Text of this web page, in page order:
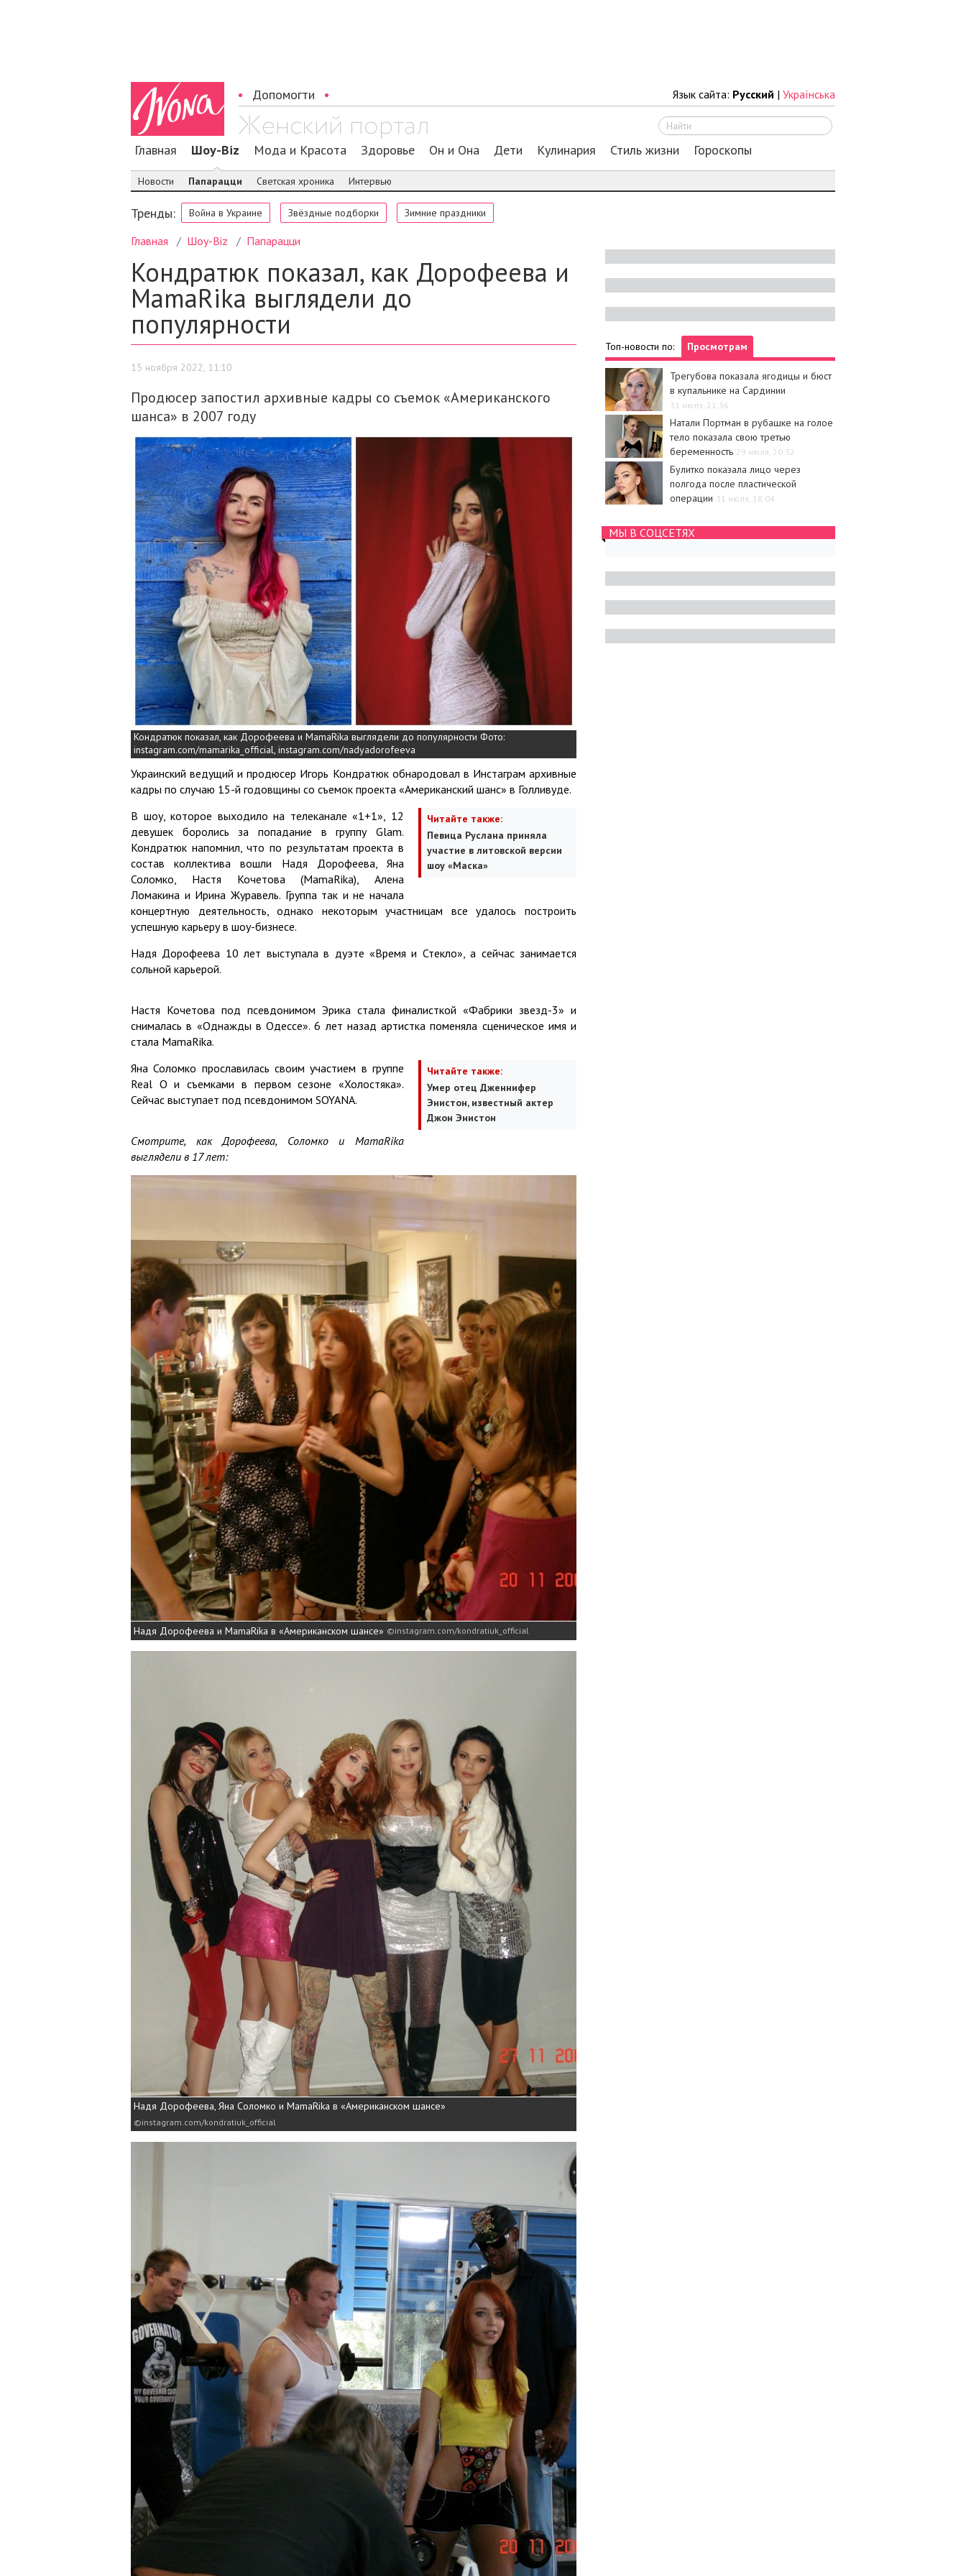
Допомогти Язык сайта: Русский | Українська
Главная Шоу-Biz Мода и Красота Здоровье Он и Она Дети Кулинария Стиль жизни Гороскопы
Новости Папарацци Светская хроника Интервью
Тренды: Война в Украине Звёздные подборки Зимние праздники
Главная Шоу-Biz Папарацци
Кондратюк показал, как Дорофеева и
MamaRika выглядели до
популярности
15 ноября 2022, 11:10
Продюсер запостил архивные кадры со съемок «Американского
шанса» в 2007 году
Кондратюк показал, как Дорофеева и MamaRika выглядели до популярности Фото:
instagram.com/mamarika_official, instagram.com/nadyadorofeeva
Украинский ведущий и продюсер Игорь Кондратюк обнародовал в Инстаграм архивные
кадры по случаю 15-й годовщины со съемок проекта «Американский шанс» в Голливуде.
Читайте также:
Певица Руслана приняла
участие в литовской версии
шоу «Маска»
В шоу, которое выходило на телеканале «1+1», 12
девушек боролись за попадание в группу Glam.
Кондратюк напомнил, что по результатам проекта в
состав коллектива вошли Надя Дорофеева, Яна
Соломко, Настя Кочетова (MamaRika), Алена
Ломакина и Ирина Журавель. Группа так и не начала
концертную деятельность, однако некоторым участницам все удалось построить
успешную карьеру в шоу-бизнесе.
Надя Дорофеева 10 лет выступала в дуэте «Время и Стекло», а сейчас занимается
сольной карьерой.
Настя Кочетова под псевдонимом Эрика стала финалисткой «Фабрики звезд-3» и
снималась в «Однажды в Одессе». 6 лет назад артистка поменяла сценическое имя и
стала MamaRika.
Читайте также:
Умер отец Дженнифер
Энистон, известный актер
Джон Энистон
Яна Соломко прославилась своим участием в группе
Real O и съемками в первом сезоне «Холостяка».
Сейчас выступает под псевдонимом SOYANA.
Смотрите, как Дорофеева, Соломко и MamaRika
выглядели в 17 лет:
Надя Дорофеева и MamaRika в «Американском шансе» instagram.com/kondratiuk_official
Надя Дорофеева, Яна Соломко и MamaRika в «Американском шансе»
instagram.com/kondratiuk_official
Топ-новости по: Просмотрам
Трегубова показала ягодицы и бюст
в купальнике на Сардинии
31 июля, 21:36
Натали Портман в рубашке на голое
тело показала свою третью
беременность 29 июля, 20:32
Булитко показала лицо через
полгода после пластической
операции 31 июля, 18:04
МЫ В СОЦСЕТЯХ